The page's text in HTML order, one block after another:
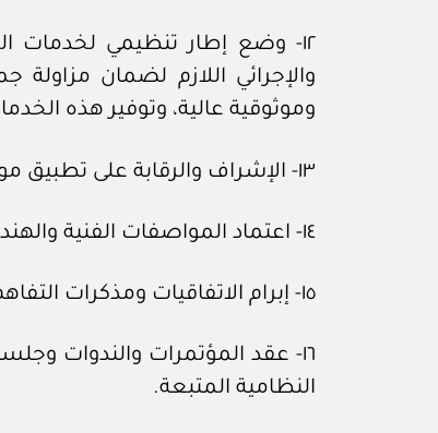
١٢- وضع إطار تنظيمي لخدمات
والإجرائي اللازم لضمان
وموثوقية عالية، وتوفير هذه
١٣- الإشراف والرقابة على تطبيق مواصفات وضوابط جودة المياه والأصول التشغيلية والخدمات المرتبطة بهذه الأصول.
١٤- اعتماد المواصفات الفنية والهندسية للأصول التشغيلية لمزودي الخدمة على جميع سلاسل إمداد المياه.
١٥- إبرام الاتفاقيات ومذكرات التفاهم ذات الصلة بقطاع المياه، مع الجهات المعنية داخل المملكة وخارجها، وفقا للإجراءات النظامية المتبعة.
١٦- عقد المؤتمرات والندوات
النظامية المتبعة.